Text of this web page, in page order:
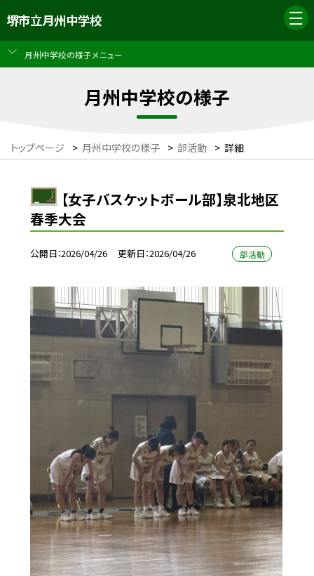
堺市立月州中学校
月州中学校の様子メニュー
月州中学校の様子
トップページ > 月州中学校の様子 > 部活動 > 詳細
【女子バスケットボール部】泉北地区
春季大会
公開日 2026/04/26 更新日 2026/04/26 部活動